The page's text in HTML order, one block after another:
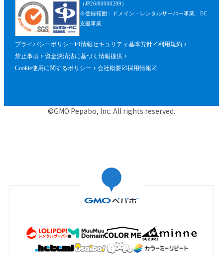
（JP26/00000209）
※登録範囲：ドメイン・レンタルサーバー事業、EC
支援事業
プライバシーポリシー 情報セキュリティ基本方針
利用規約
禁止事項
資金決済法に基づく情報提供
Cookie使用に関するポリシー
会社概要 採用情報
©GMO Pepabo, Inc. All rights reserved.